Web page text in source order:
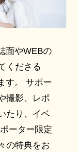
面やWEBの
くださる
す。 サポー
撮影、レポ
たり、イベ
ーター限定
の特典をお